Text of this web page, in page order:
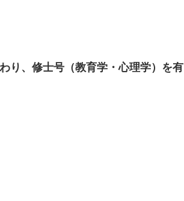
り、修士号（教育学・心理学）を有